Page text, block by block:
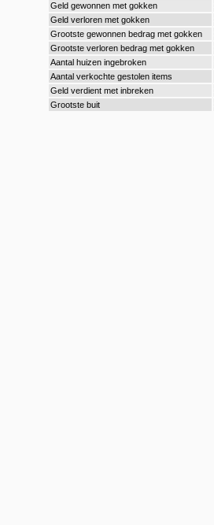
Geld gewonnen met gokken
Geld verloren met gokken
Grootste gewonnen bedrag met gokken
Grootste verloren bedrag met gokken
Aantal huizen ingebroken
Aantal verkochte gestolen items
Geld verdient met inbreken
Grootste buit